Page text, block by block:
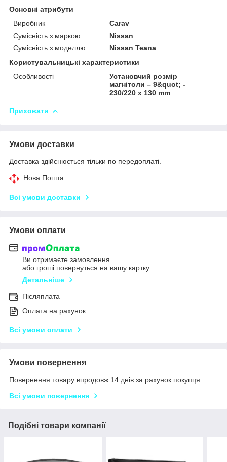
Основні атрибути
Виробник
Carav
Сумісність з маркою
Nissan
Сумісність з моделлю
Nissan Teana
Користувальницькі характеристики
Особливості
Установчий розмір
магнітоли – 9&quot; -
230/220 x 130 mm
Приховати
Умови доставки
Доставка здійснюється тільки по передоплаті.
Нова Пошта
Всі умови доставки
Умови оплати
Ви отримаєте замовлення
або гроші повернуться на вашу картку
Детальніше
Післяплата
Оплата на рахунок
Всі умови оплати
Умови повернення
Повернення товару впродовж 14 днів за рахунок покупця
Всі умови повернення
Подібні товари компанії